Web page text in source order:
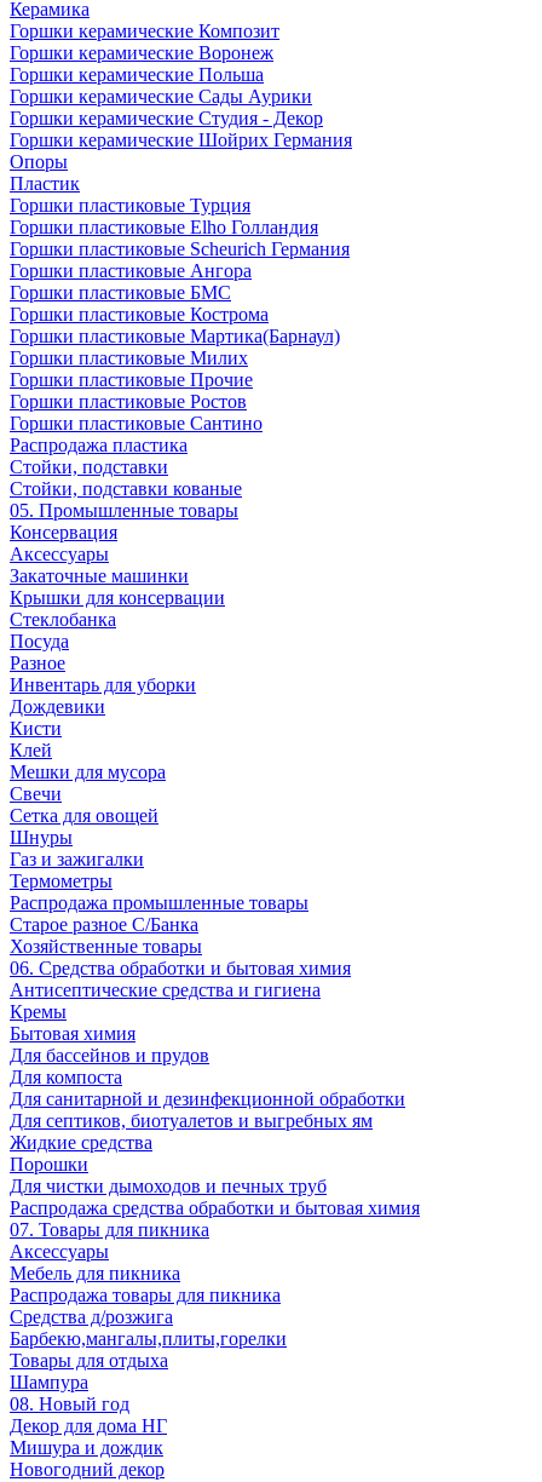
Керамика
Горшки керамические Композит
Горшки керамические Воронеж
Горшки керамические Польша
Горшки керамические Сады Аурики
Горшки керамические Студия - Декор
Горшки керамические Шойрих Германия
Опоры
Пластик
Горшки пластиковые Турция
Горшки пластиковые Elho Голландия
Горшки пластиковые Scheuriсh Германия
Горшки пластиковые Ангора
Горшки пластиковые БМС
Горшки пластиковые Кострома
Горшки пластиковые Мартика(Барнаул)
Горшки пластиковые Милих
Горшки пластиковые Прочие
Горшки пластиковые Ростов
Горшки пластиковые Сантино
Распродажа пластика
Стойки, подставки
Стойки, подставки кованые
05. Промышленные товары
Консервация
Аксессуары
Закаточные машинки
Крышки для консервации
Стеклобанка
Посуда
Разное
Инвентарь для уборки
Дождевики
Кисти
Клей
Мешки для мусора
Свечи
Сетка для овощей
Шнуры
Газ и зажигалки
Термометры
Распродажа промышленные товары
Старое разное С/Банка
Хозяйственные товары
06. Средства обработки и бытовая химия
Антисептические средства и гигиена
Кремы
Бытовая химия
Для бассейнов и прудов
Для компоста
Для санитарной и дезинфекционной обработки
Для септиков, биотуалетов и выгребных ям
Жидкие средства
Порошки
Для чистки дымоходов и печных труб
Распродажа средства обработки и бытовая химия
07. Товары для пикника
Аксессуары
Мебель для пикника
Распродажа товары для пикника
Средства д/розжига
Барбекю,мангалы,плиты,горелки
Товары для отдыха
Шампура
08. Новый год
Декор для дома НГ
Мишура и дождик
Новогодний декор